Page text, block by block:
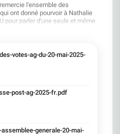
l'ensemble des
ont donné pourvoir à Nathalie
pour parler d'une seule et même
Générale s'est ouverte avec 4
amélioration en 2024 de tous les
et le premier trimestre 2025
Directeur Général, Slawomir
banque simple et intégrée. Etre
Etre une banque rentable. Le
votes-ag-du-20-mai-2025-
post-ag-2025-fr.pdf
generale-20-mai-